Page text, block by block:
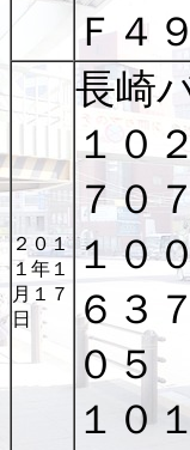
Ｆ４
２０１
１年１
月１７
日
長崎
１０
７０
１０
６３
０５
１０